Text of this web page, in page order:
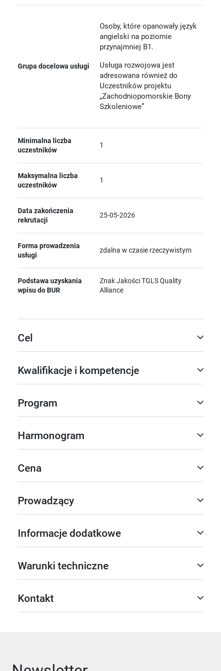
Grupa docelowa usługi
Osoby, które opanowały język
angielski na poziomie
przynajmniej B1.
Usługa rozwojowa jest
adresowana również do
Uczestników projektu
„Zachodniopomorskie Bony
Szkoleniowe”
Minimalna liczba
uczestników
1
Maksymalna liczba
uczestników
1
Data zakończenia
rekrutacji
25-05-2026
Forma prowadzenia
usługi
zdalna w czasie rzeczywistym
Podstawa uzyskania
wpisu do BUR
Znak Jakości TGLS Quality
Alliance
Cel
Kwalifikacje i kompetencje
Program
Harmonogram
Cena
Prowadzący
Informacje dodatkowe
Warunki techniczne
Kontakt